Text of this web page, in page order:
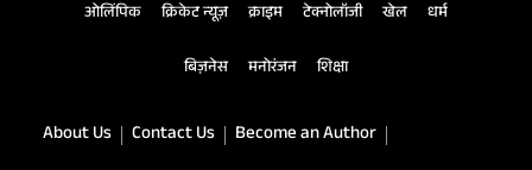
ओलिंपिक क्रिकेट न्यूज़ क्राइम टेक्नोलॉजी खेल धर्म
बिज़नेस मनोरंजन शिक्षा
About Us Contact Us
Become an Author